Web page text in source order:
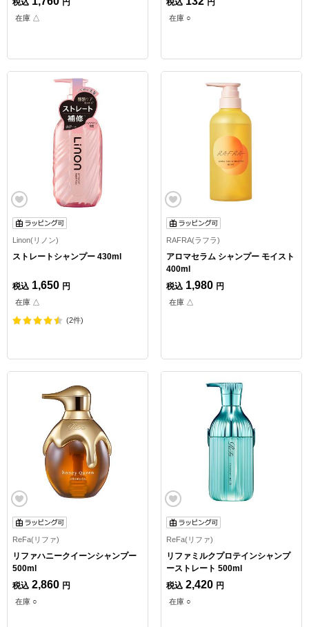
税込 円
在庫 △
税込 円
在庫 ○
Linon(リノン)
ストレートシャンプー 430ml
税込 1,650 円
在庫 △
(2件)
RAFRA(ラフラ)
アロマセラム シャンプー モイスト
400ml
税込 1,980 円
在庫 △
ReFa(リファ)
リファハニークイーンシャンプー
500ml
税込 2,860 円
在庫 ○
ReFa(リファ)
リファミルクプロテインシャンプ
ーストレート 500ml
税込 2,420 円
在庫 ○